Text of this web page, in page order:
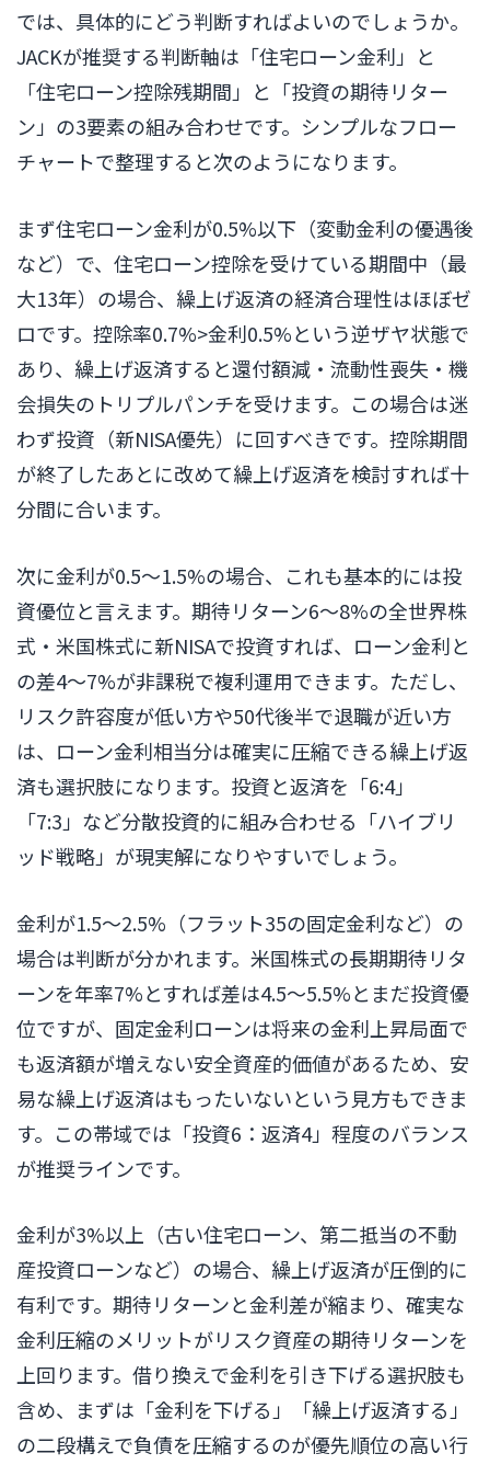
では、具体的にどう判断すればよいのでしょうか。
JACKが推奨する判断軸は「住宅ローン金利」と
「住宅ローン控除残期間」と「投資の期待リター
ン」の3要素の組み合わせです。シンプルなフロー
チャートで整理すると次のようになります。
まず住宅ローン金利が0.5%以下（変動金利の優遇後
など）で、住宅ローン控除を受けている期間中（最
大13年）の場合、繰上げ返済の経済合理性はほぼゼ
ロです。控除率0.7%>金利0.5%という逆ザヤ状態で
あり、繰上げ返済すると還付額減・流動性喪失・機
会損失のトリプルパンチを受けます。この場合は迷
わず投資（新NISA優先）に回すべきです。控除期間
が終了したあとに改めて繰上げ返済を検討すれば十
分間に合います。
次に金利が0.5〜1.5%の場合、これも基本的には投
資優位と言えます。期待リターン6〜8%の全世界株
式・米国株式に新NISAで投資すれば、ローン金利と
の差4〜7%が非課税で複利運用できます。ただし、
リスク許容度が低い方や50代後半で退職が近い方
は、ローン金利相当分は確実に圧縮できる繰上げ返
済も選択肢になります。投資と返済を「6:4」
「7:3」など分散投資的に組み合わせる「ハイブリ
ッド戦略」が現実解になりやすいでしょう。
金利が1.5〜2.5%（フラット35の固定金利など）の
場合は判断が分かれます。米国株式の長期期待リタ
ーンを年率7%とすれば差は4.5〜5.5%とまだ投資優
位ですが、固定金利ローンは将来の金利上昇局面で
も返済額が増えない安全資産的価値があるため、安
易な繰上げ返済はもったいないという見方もできま
す。この帯域では「投資6：返済4」程度のバランス
が推奨ラインです。
金利が3%以上（古い住宅ローン、第二抵当の不動
産投資ローンなど）の場合、繰上げ返済が圧倒的に
有利です。期待リターンと金利差が縮まり、確実な
金利圧縮のメリットがリスク資産の期待リターンを
上回ります。借り換えで金利を引き下げる選択肢も
含め、まずは「金利を下げる」「繰上げ返済する」
の二段構えで負債を圧縮するのが優先順位の高い行